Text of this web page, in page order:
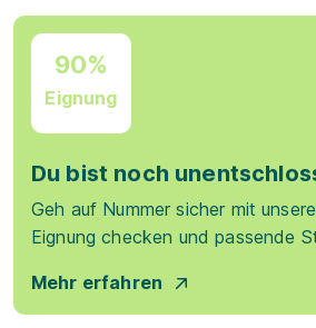
90%
Eignung
Du bist noch
Geh auf Nummer sicher mit
Eignung checken und passende
Mehr erfahren